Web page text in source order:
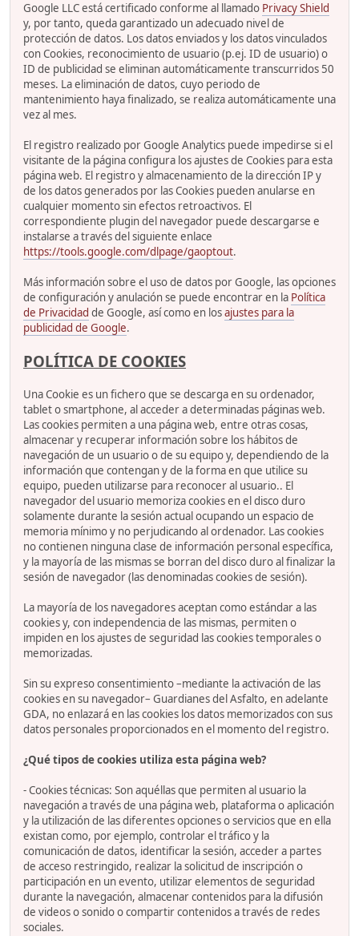
Google LLC está certificado conforme al llamado Privacy Shield
y, por tanto, queda garantizado un adecuado nivel de
protección de datos. Los datos enviados y los datos vinculados
con Cookies, reconocimiento de usuario (p.ej. ID de usuario) o
ID de publicidad se eliminan automáticamente transcurridos 50
meses. La eliminación de datos, cuyo periodo de
mantenimiento haya finalizado, se realiza automáticamente una
vez al mes.
El registro realizado por Google Analytics puede impedirse si el
visitante de la página configura los ajustes de Cookies para esta
página web. El registro y almacenamiento de la dirección IP y
de los datos generados por las Cookies pueden anularse en
cualquier momento sin efectos retroactivos. El
correspondiente plugin del navegador puede descargarse e
instalarse a través del siguiente enlace
https://tools.google.com/dlpage/gaoptout.
Más información sobre el uso de datos por Google, las opciones
de configuración y anulación se puede encontrar en la Política
de Privacidad de Google, así como en losajustes para la
publicidad de Google.
POLÍTICA DE COOKIES
Una Cookie es un fichero que se descarga en su ordenador,
tablet o smartphone, al acceder a determinadas páginas web.
Las cookies permiten a una página web, entre otras cosas,
almacenar y recuperar información sobre los hábitos de
navegación de un usuario o de su equipo y, dependiendo de la
información que contengan y de la forma en que utilice su
equipo, pueden utilizarse para reconocer al usuario.. El
navegador del usuario memoriza cookies en el disco duro
solamente durante la sesión actual ocupando un espacio de
memoria mínimo y no perjudicando al ordenador. Las cookies
no contienen ninguna clase de información personal específica,
y la mayoría de las mismas se borran del disco duro al finalizar la
sesión de navegador (las denominadas cookies de sesión).
La mayoría de los navegadores aceptan como estándar a las
cookies y, con independencia de las mismas, permiten o
impiden en los ajustes de seguridad las cookies temporales o
memorizadas.
Sin su expreso consentimiento –mediante la activación de las
cookies en su navegador– Guardianes del Asfalto, en adelante
GDA, no enlazará en las cookies los datos memorizados con sus
datos personales proporcionados en el momento del registro.
¿Qué tipos de cookies utiliza esta página web?
- Cookies técnicas: Son aquéllas que permiten al usuario la
navegación a través de una página web, plataforma o aplicación
y la utilización de las diferentes opciones o servicios que en ella
existan como, por ejemplo, controlar el tráfico y la
comunicación de datos, identificar la sesión, acceder a partes
de acceso restringido, realizar la solicitud de inscripción o
participación en un evento, utilizar elementos de seguridad
durante la navegación, almacenar contenidos para la difusión
de videos o sonido o compartir contenidos a través de redes
sociales.